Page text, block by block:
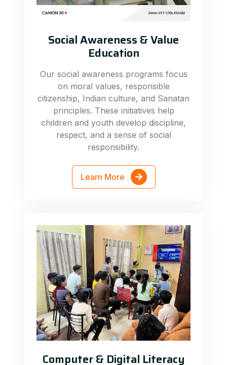
Social Awareness & Value
Education
Our social awareness programs focus
on moral values, responsible
citizenship, Indian culture, and Sanatan
principles. These initiatives help
children and youth develop discipline,
respect, and a sense of social
responsibility.
Learn More
Computer & Digital Literacy